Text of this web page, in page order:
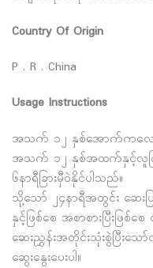
Country Of Origin
P . R . China
Usage Instructions
အသက် ၁၂ နှစ်အောက်ကလေးမ
အသက် ၁၂ နှစ်အထက်နှင့်လူကြီးမ
၆နာရီခြားမှီဝဲနိုင်ပါသည်။
သို့သော် ၂၄နာရီအတွင်း ဆေးပ
နှင့်ဖြစ်စေ အစာစားပြီးဖ
ဆေးညွှန်းအတိုင်းသုံးစွဲပြီး
ဆွေးနွေးပေးပါ။